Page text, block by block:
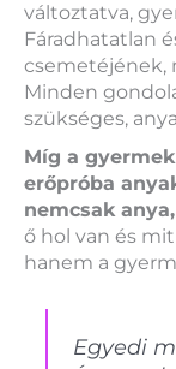
változtatva,
Fáradhatatlan
csemetéjének,
Minden
szükséges,
Míg a
erőpróba
nemcsak
ő hol van és
hanem a
Egyedi